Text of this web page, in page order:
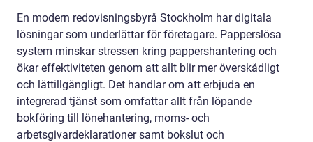
En modern redovisningsbyrå Stockholm har digitala
lösningar som underlättar för företagare. Papperslösa
system minskar stressen kring pappershantering och
ökar effektiviteten genom att allt blir mer överskådligt
och lättillgängligt. Det handlar om att erbjuda en
integrerad tjänst som omfattar allt från löpande
bokföring till lönehantering, moms- och
arbetsgivardeklarationer samt bokslut och